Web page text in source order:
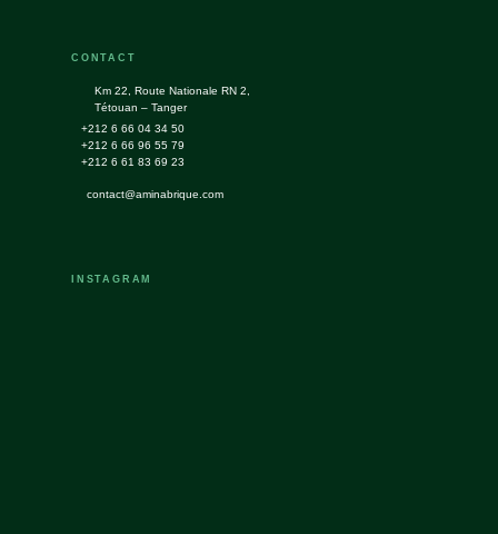
CONTACT
Km 22, Route Nationale RN 2,
Tétouan – Tanger
+212 6 66 04 34 50
+212 6 66 96 55 79
+212 6 61 83 69 23
contact@aminabrique.com
INSTAGRAM